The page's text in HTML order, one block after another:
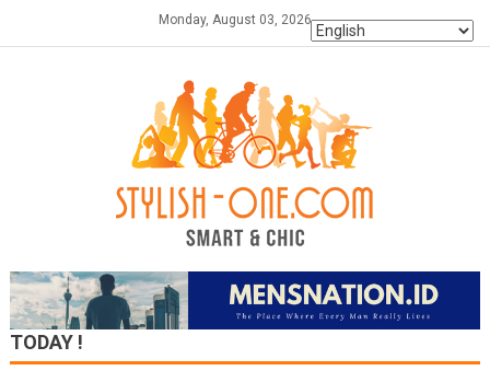
Monday, August 03, 2026
TODAY !